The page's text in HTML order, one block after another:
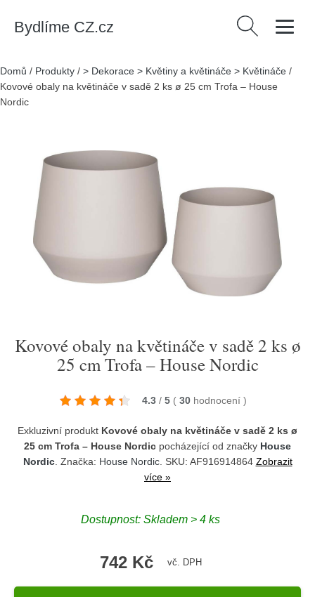
Bydlíme CZ.cz Vyhledávání
Domů / Produkty / > Dekorace > Květiny a květináče > Květináče /
Kovové obaly na květináče v sadě 2 ks ø 25 cm Trofa – House
Nordic
Kovové obaly na květináče v sadě 2 ks ø
25 cm Trofa – House Nordic
4.3 / 5 ( 30 hodnocení )
Exkluzivní produkt Kovové obaly na květináče v sadě 2 ks ø
25 cm Trofa – House Nordic pocházející od značky House
Nordic. Značka: House Nordic. SKU: AF916914864 Zobrazit
více »
Dostupnost: Skladem > 4 ks
742 Kč vč. DPH